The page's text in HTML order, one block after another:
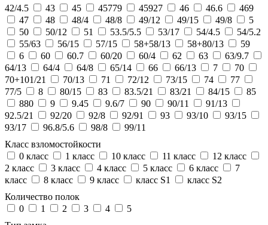
42/4.5
43 45 45779 45927 46 46.6
469
47
48 48/4 48/8 49/12 49/15 49/8
5
50
50/12 51 53.5/5.5 53/17 54/4.5
54/5.2
55/63
56/15 57/15 58+58/13 58+80/13
59
6
60 60.7 60/20 60/4 62 63
63/9.7
64/13
64/4 64/8 65/14 66 66/13 7
70
70+101/21
70/13 71 72/12 73/15 74
77
77/5
8 80/15 83 83.5/21 83/21 84/15
85
880
9 9.45 9.6/7 90 90/11
91/13
92.5/21
92/20 92/8 92/91 93 93/10
93/15
93/17
96.8/5.6 98/8
99/11
Класс взломостойкости
0 класс
1 класс 10 класс 11 класс
12 класс
2 класс
3 класс 4 класс 5 класс 6 класс
7
класс
8 класс 9 класс класс S1
класс S2
Количество полок
0
1 2 3 4
5